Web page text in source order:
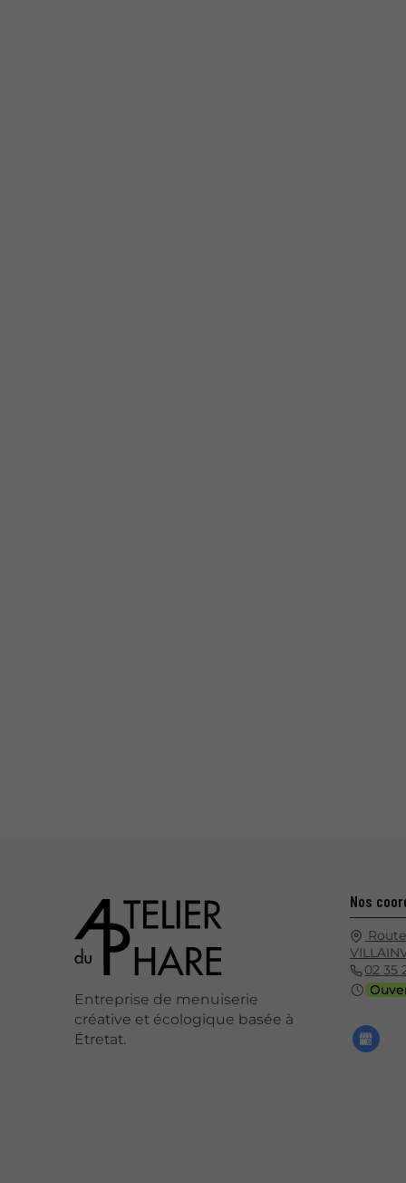
Entreprise de menuiserie
créative et écologique basée à
Étretat.
Nos
02 35